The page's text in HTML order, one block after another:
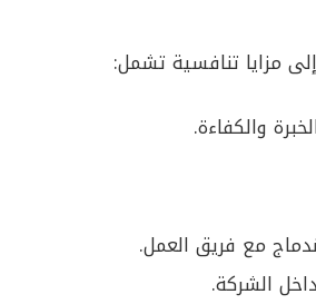
مزايا تنافسية تشمل:
والكفاءة.
مع فريق العمل.
الشركة.